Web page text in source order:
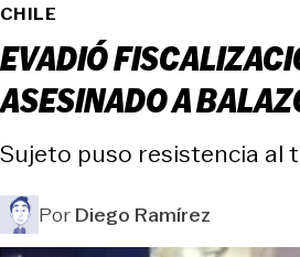
CHILE
EVADIÓ
ASESINADO A
Sujeto puso resistencia al
PorDiego Ramírez